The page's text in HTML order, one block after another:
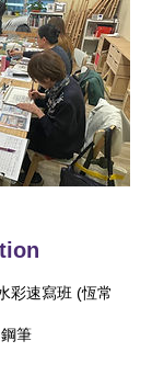
彩速寫班 (恆常
筆